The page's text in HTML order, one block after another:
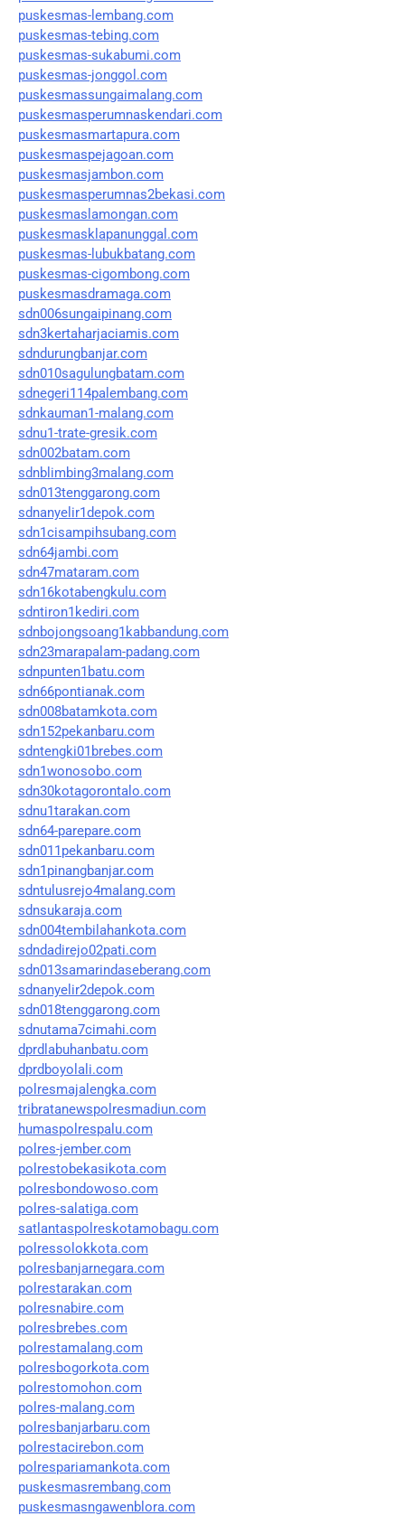
puskesmas-lembang.com
puskesmas-tebing.com
puskesmas-sukabumi.com
puskesmas-jonggol.com
puskesmassungaimalang.com
puskesmasperumnaskendari.com
puskesmasmartapura.com
puskesmaspejagoan.com
puskesmasjambon.com
puskesmasperumnas2bekasi.com
puskesmaslamongan.com
puskesmasklapanunggal.com
puskesmas-lubukbatang.com
puskesmas-cigombong.com
puskesmasdramaga.com
sdn006sungaipinang.com
sdn3kertaharjaciamis.com
sdndurungbanjar.com
sdn010sagulungbatam.com
sdnegeri114palembang.com
sdnkauman1-malang.com
sdnu1-trate-gresik.com
sdn002batam.com
sdnblimbing3malang.com
sdn013tenggarong.com
sdnanyelir1depok.com
sdn1cisampihsubang.com
sdn64jambi.com
sdn47mataram.com
sdn16kotabengkulu.com
sdntiron1kediri.com
sdnbojongsoang1kabbandung.com
sdn23marapalam-padang.com
sdnpunten1batu.com
sdn66pontianak.com
sdn008batamkota.com
sdn152pekanbaru.com
sdntengki01brebes.com
sdn1wonosobo.com
sdn30kotagorontalo.com
sdnu1tarakan.com
sdn64-parepare.com
sdn011pekanbaru.com
sdn1pinangbanjar.com
sdntulusrejo4malang.com
sdnsukaraja.com
sdn004tembilahankota.com
sdndadirejo02pati.com
sdn013samarindaseberang.com
sdnanyelir2depok.com
sdn018tenggarong.com
sdnutama7cimahi.com
dprdlabuhanbatu.com
dprdboyolali.com
polresmajalengka.com
tribratanewspolresmadiun.com
humaspolrespalu.com
polres-jember.com
polrestobekasikota.com
polresbondowoso.com
polres-salatiga.com
satlantaspolreskotamobagu.com
polressolokkota.com
polresbanjarnegara.com
polrestarakan.com
polresnabire.com
polresbrebes.com
polrestamalang.com
polresbogorkota.com
polrestomohon.com
polres-malang.com
polresbanjarbaru.com
polrestacirebon.com
polrespariamankota.com
puskesmasrembang.com
puskesmasngawenblora.com